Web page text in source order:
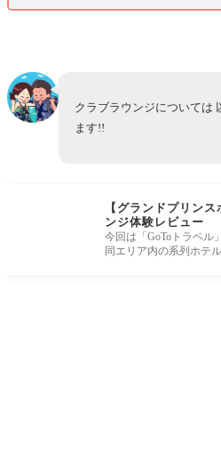
クラブラウンジについては
ます!!
【グランドプリン
ンジ体験レビュー
今回は「GoToトラベル
同エリア内の系列ホテ